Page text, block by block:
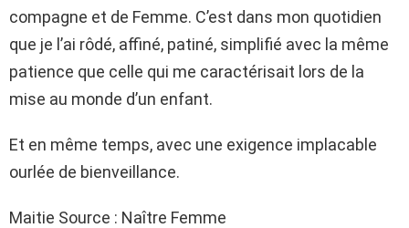
compagne et de Femme. C’est dans mon quotidien
que je l’ai rôdé, affiné, patiné, simplifié avec la même
patience que celle qui me caractérisait lors de la
mise au monde d’un enfant.
Et en même temps, avec une exigence implacable
ourlée de bienveillance.
Maitie Source : Naître Femme